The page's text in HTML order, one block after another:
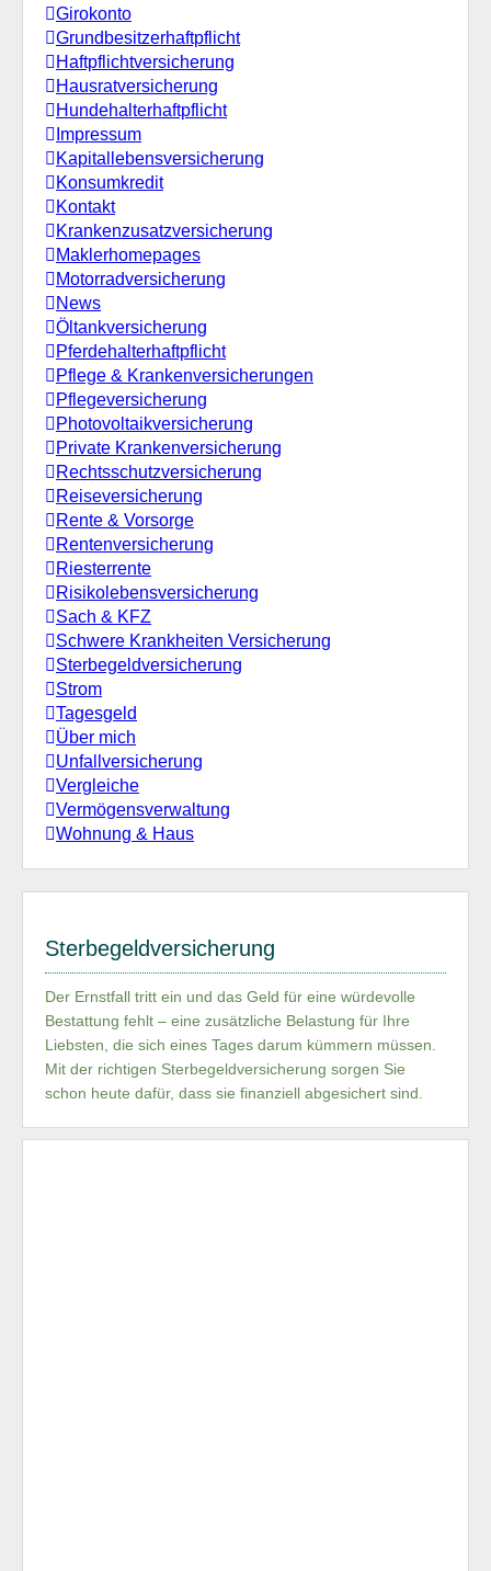
Girokonto
Grundbesitzerhaftpflicht
Haftpflichtversicherung
Hausratversicherung
Hundehalterhaftpflicht
Impressum
Kapitallebensversicherung
Konsumkredit
Kontakt
Krankenzusatzversicherung
Maklerhomepages
Motorradversicherung
News
Öltankversicherung
Pferdehalterhaftpflicht
Pflege & Krankenversicherungen
Pflegeversicherung
Photovoltaikversicherung
Private Krankenversicherung
Rechtsschutzversicherung
Reiseversicherung
Rente & Vorsorge
Rentenversicherung
Riesterrente
Risikolebensversicherung
Sach & KFZ
Schwere Krankheiten Versicherung
Sterbegeldversicherung
Strom
Tagesgeld
Über mich
Unfallversicherung
Vergleiche
Vermögensverwaltung
Wohnung & Haus
Sterbegeldversicherung
Der Ernstfall tritt ein und das Geld für eine würdevolle
Bestattung fehlt – eine zusätzliche Belastung für Ihre
Liebsten, die sich eines Tages darum kümmern müssen.
Mit der richtigen Sterbegeldversicherung sorgen Sie
schon heute dafür, dass sie finanziell abgesichert sind.